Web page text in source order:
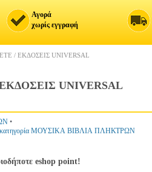
Αγορά
χωρίς εγγραφή
/ ΕΚΔΟΣΕΙΣ UNIVERSAL
UNIVERSAL
•
κατηγορία ΜΟΥΣΙΚΑ ΒΙΒΛΙΑ ΠΛΗΚΤΡΩΝ
eshop point!